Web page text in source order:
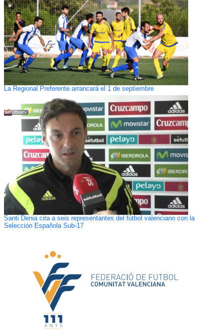
La Regional Preferente arrancará el 1 de septiembre
Santi Denia cita a seis representantes del fútbol valenciano con la
Selección Española Sub-17